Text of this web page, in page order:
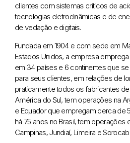
clientes com sistemas críticos de
tecnologias eletrodinâmicas e de
de vedação e digitais.
Fundada em 1904 e com sede em
Estados Unidos, a empresa
em 34 países e 6 continentes que
para seus clientes, em relações de
praticamente todos os fabricantes
América do Sul, tem operações na
e Equador que empregam cerca de
há 75 anos no Brasil, tem operações
Campinas, Jundiaí, Limeira e